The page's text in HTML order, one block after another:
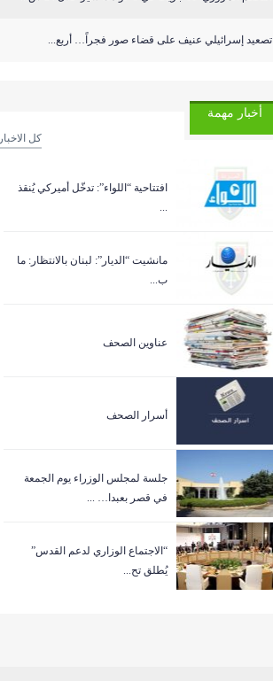
تصعيد إسرائيلي عنيف على قضاء صور فجراً… أربع...
أخبار مهمة
كل الاخبار
افتتاحية “اللواء”: تدخّل أميركي يُنقذ
...
مانشيت “الديار”: لبنان بالانتظار: ما
ب...
عناوين الصحف
أسرار الصحف
جلسة لمجلس الوزراء يوم الجمعة
في قصر بعبدا… ...
“الاجتماع الوزاري لدعم القدس”
يُطلق تح...